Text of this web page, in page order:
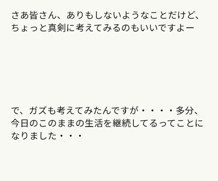
さあ皆さん、ありもしないようなことだけど、
ちょっと真剣に考えてみるのもいいですよー
で、ガズも考えてみたんですが・・・・多分、
今日のこのままの生活を継続してるってことに
なりました・・・